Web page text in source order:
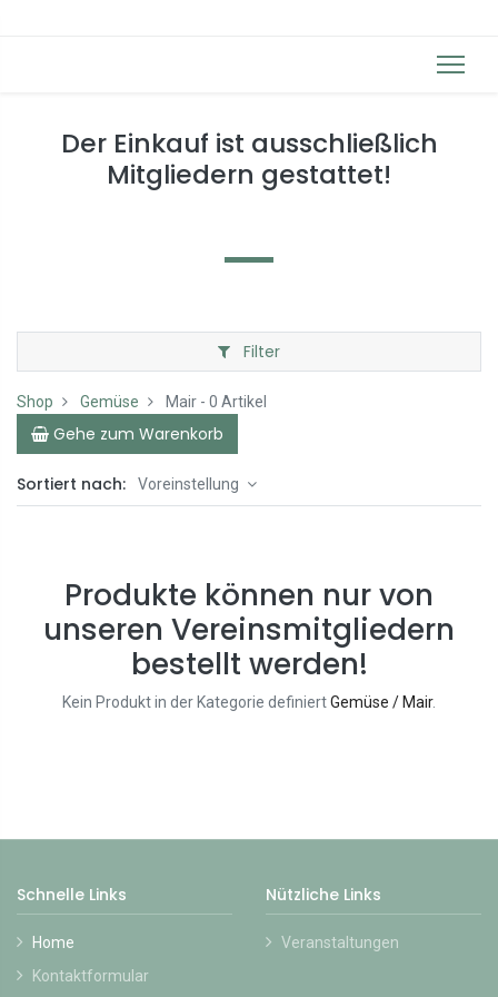
Der Einkauf ist ausschließlich
Mitgliedern gestattet!
Filter
Shop Gemüse Mair - 0 Artikel
Gehe zum Warenkorb
Sortiert nach: Voreinstellung
Produkte können nur von
unseren Vereinsmitgliedern
bestellt werden!
Kein Produkt in der Kategorie definiertGemüse / Mair.
Schnelle Links
Home
Kontaktformular
Nützliche Links
Veranstaltungen